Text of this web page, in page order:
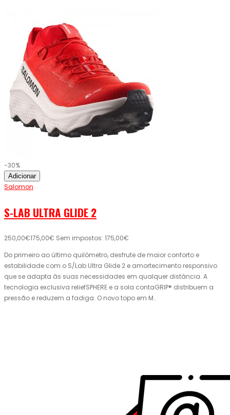
-30%
Adicionar
Salomon
S-LAB ULTRA GLIDE 2
250,00€175,00€ Sem impostos: 175,00€
Do primeiro ao último quilómetro, desfrute de maior conforto e
estabilidade com o S/Lab Ultra Glide 2 e amortecimento responsivo
que se adapta às suas necessidades em qualquer distância. A
tecnologia exclusiva reliefSPHERE e a sola contaGRIP® distribuem a
pressão e reduzem a fadiga. O novo topo em M..